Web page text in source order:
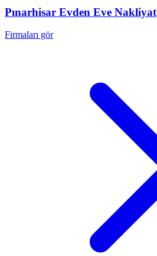
Pınarhisar Evden Eve Nakliyat
Firmaları gör